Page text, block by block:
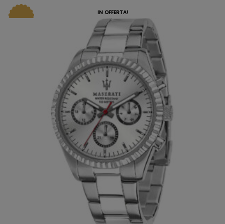
IN OFFERTA!